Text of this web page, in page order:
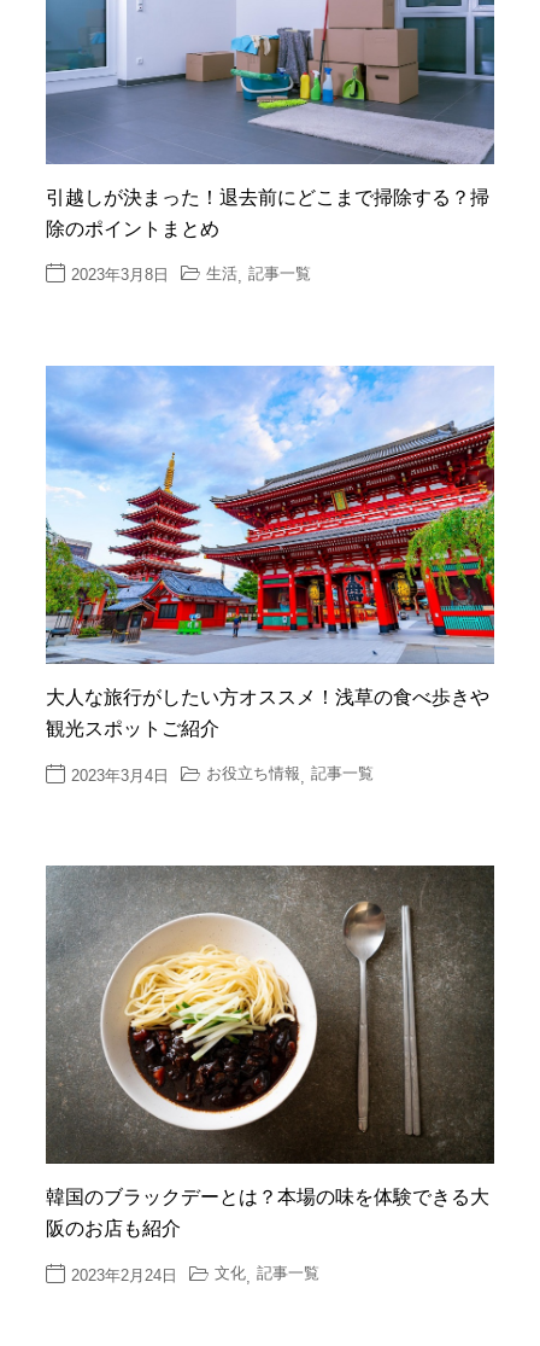
引越しが決まった！退去前にどこまで掃除する？掃
除のポイントまとめ
2023年3月8日 生活, 記事一覧
大人な旅行がしたい方オススメ！浅草の食べ歩きや
観光スポットご紹介
2023年3月4日 お役立ち情報 記事一覧
韓国のブラックデーとは？本場の味を体験できる大
阪のお店も紹介
2023年2月24日 文化 記事一覧